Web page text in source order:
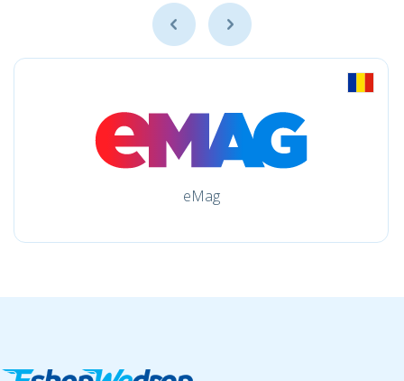
eMag